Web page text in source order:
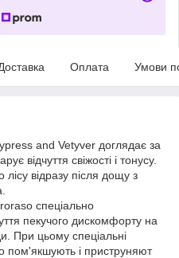
Оплата Умови
and Vetyver доглядає за
відчуття свіжості і тонусу.
відразу після дощу з
спеціально
пекучого дискомфорту на
При цьому спеціальні
пом'якшують і приструняют